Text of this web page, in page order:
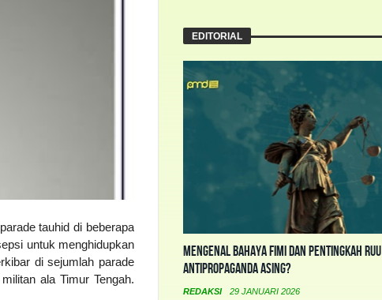
tauhid di beberapa
untuk menghidupkan
di sejumlah parade
ala Timur Tengah.
EDITORIAL
Mengenal Bahaya FIMI dan Pentingkah RUU
Antipropaganda Asing?
REDAKSI 29 JANUARI 2026